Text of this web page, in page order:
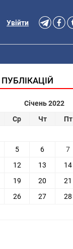
Увійти
Січень 2022
Ср Чт Пт
5 6 7
12 13 14
19 20 21
26 27 28